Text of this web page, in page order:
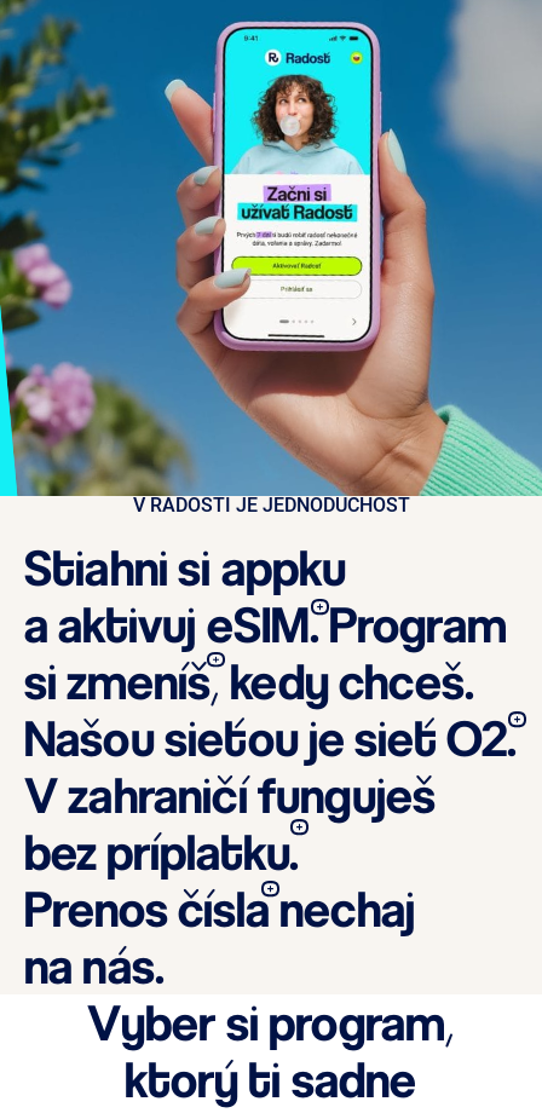
V RADOSTI JE JEDNODUCHOSŤ
Stiahni si appku
a aktivujeSIM.Program
si zmeníš,kedy chceš.
Našou sieťouje sieť O2.
V zahraničí funguješ
bez príplatku.
Prenos číslanechaj
na nás.
Vyber si program,
ktorý ti sadne